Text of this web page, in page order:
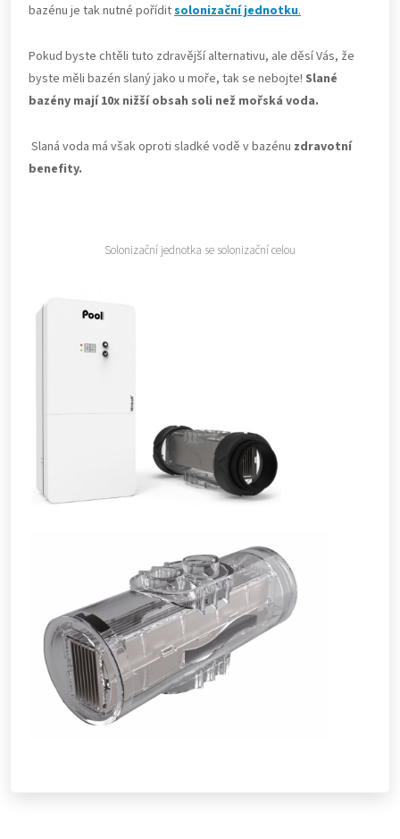
bazénu je tak nutné poříditsolonizační jednotku.
Pokud byste chtěli tuto zdravější alternativu, ale děsí Vás, že
byste měli bazén slaný jako u moře, tak se nebojte! Slané
bazény mají 10x nižší obsah soli než mořská voda.
Slaná voda má však oproti sladké vodě v bazénu zdravotní
benefity.
Solonizační jednotka se solonizační celou